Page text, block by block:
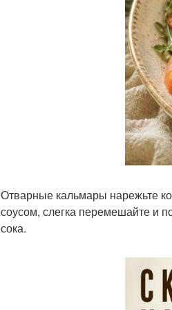
Отварные кальмары нарежьте
соусом, слегка перемешайте и
сока.